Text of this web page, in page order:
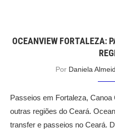
OCEANVIEW FORTALEZA:
Por Daniela
Passeios em Fortaleza,
outras regiões do Ceará.
transfer e passeios no Ceará.